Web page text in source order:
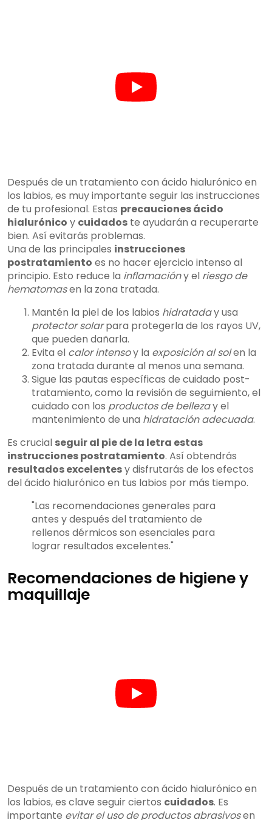
Después de un tratamiento con ácido hialurónico en
los labios, es muy importante seguir las instrucciones
de tu profesional. Estas precauciones ácido
hialurónico y cuidados te ayudarán a recuperarte
bien. Así evitarás problemas.
Una de las principales instrucciones
postratamiento es no hacer ejercicio intenso al
principio. Esto reduce la inflamacióny el riesgo de
hematomasen la zona tratada.
Mantén la piel de los labios hidrataday usa
protector solarpara protegerla de los rayos UV,
que pueden dañarla.
Evita el calor intensoy la exposición al solen la
zona tratada durante al menos una semana.
Sigue las pautas específicas de cuidado post-
tratamiento, como la revisión de seguimiento, el
cuidado con los productos de bellezay el
mantenimiento de una hidratación adecuada.
Es crucial seguir al pie de la letra estas
instrucciones postratamiento. Así obtendrás
resultados excelentesy disfrutarás de los efectos
del ácido hialurónico en tus labios por más tiempo.
"Las recomendaciones generales para
antes y después del tratamiento de
rellenos dérmicos son esenciales para
lograr resultados excelentes."
Recomendaciones de higiene y
maquillaje
Después de un tratamiento con ácido hialurónico en
los labios, es clave seguir ciertos cuidados. Es
importante evitar el uso de productos abrasivosen